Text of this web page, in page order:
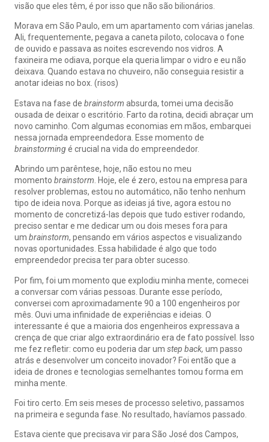
visão que eles têm, é por isso que não são bilionários.
Morava em São Paulo, em um apartamento com várias janelas.
Ali, frequentemente, pegava a caneta piloto, colocava o fone
de ouvido e passava as noites escrevendo nos vidros. A
faxineira me odiava, porque ela queria limpar o vidro e eu não
deixava. Quando estava no chuveiro, não conseguia resistir a
anotar ideias no box. (risos)
Estava na fase de brainstorm absurda, tomei uma decisão
ousada de deixar o escritório. Farto da rotina, decidi abraçar um
novo caminho. Com algumas economias em mãos, embarquei
nessa jornada empreendedora. Esse momento de
brainstormingé crucial na vida do empreendedor.
Abrindo um parêntese, hoje, não estou no meu
momento brainstorm . Hoje, ele é zero, estou na empresa para
resolver problemas, estou no automático, não tenho nenhum
tipo de ideia nova. Porque as ideias já tive, agora estou no
momento de concretizá-las depois que tudo estiver rodando,
preciso sentar e me dedicar um ou dois meses fora para
um brainstorm, pensando em vários aspectos e visualizando
novas oportunidades. Essa habilidade é algo que todo
empreendedor precisa ter para obter sucesso.
Por fim, foi um momento que explodiu minha mente, comecei
a conversar com várias pessoas. Durante esse período,
conversei com aproximadamente 90 a 100 engenheiros por
mês. Ouvi uma infinidade de experiências e ideias. O
interessante é que a maioria dos engenheiros expressava a
crença de que criar algo extraordinário era de fato possível. Isso
me fez refletir: como eu poderia dar um step back, um passo
atrás e desenvolver um conceito inovador? Foi então que a
ideia de drones e tecnologias semelhantes tomou forma em
minha mente.
Foi tiro certo. Em seis meses de processo seletivo, passamos
na primeira e segunda fase. No resultado, havíamos passado.
Estava ciente que precisava vir para São José dos Campos,